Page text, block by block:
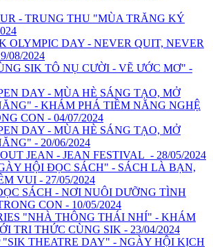
- TRUNG THU "MÙA TRĂNG KÝ
OLYMPIC DAY - NEVER QUIT, NEVER
08/2024
SIK TÔ NỤ CƯỜI - VẼ ƯỚC MƠ" -
DAY - MÙA HÈ SÁNG TẠO, MỞ
- KHÁM PHÁ TIỀM NĂNG NGHỆ
CON - 04/07/2024
DAY - MÙA HÈ SÁNG TẠO, MỞ
- 20/06/2024
JEAN - JEAN FESTIVAL - 28/05/2024
HỘI ĐỌC SÁCH" - SÁCH LÀ BẠN,
VUI - 27/05/2024
SÁCH - NƠI NUÔI DƯỠNG TÌNH
CON - 10/05/2024
"NHÀ THÔNG THÁI NHÍ" - KHÁM
TRI THỨC CÙNG SIK - 23/04/2024
"SIK THEATRE DAY" - NGÀY HỘI KỊCH